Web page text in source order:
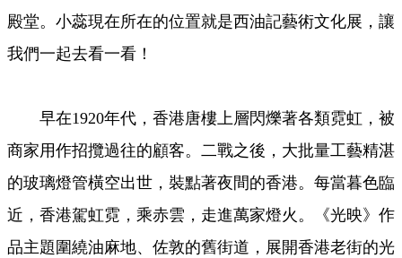
殿堂。小蕊現在所在的位置就是西油記藝術文化展，讓
我們一起去看一看！
早在1920年代，香港唐樓上層閃爍著各類霓虹，被
商家用作招攬過往的顧客。二戰之後，大批量工藝精湛
的玻璃燈管橫空出世，裝點著夜間的香港。每當暮色臨
近，香港駕虹霓，乘赤雲，走進萬家燈火。《光映》作
品主題圍繞油麻地、佐敦的舊街道，展開香港老街的光